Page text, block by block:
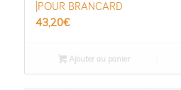
|POUR BRANCARD
43,20€
Ajouter au panier